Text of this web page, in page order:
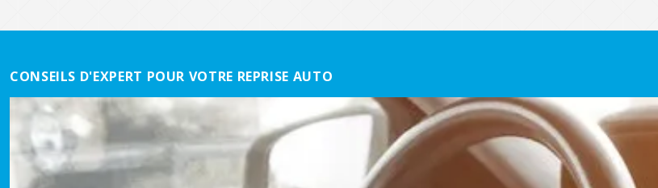
CONSEILS D'EXPERT POUR VOTRE REPRISE AUTO